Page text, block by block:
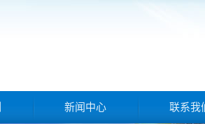
新闻中心 联系我